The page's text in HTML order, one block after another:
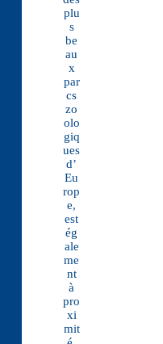
plu
s
be
au
x
par
cs
zo
olo
giq
ues
d’
Eu
rop
e,
est
ég
ale
me
nt
à
pro
xi
mit